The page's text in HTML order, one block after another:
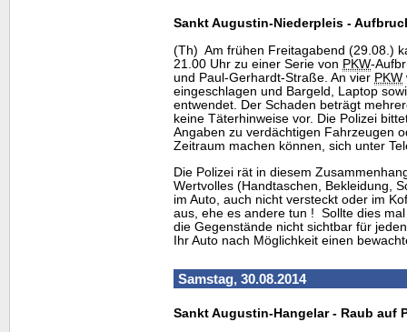
Sankt Augustin-Niederpleis -
(Th) Am frühen Freitagabend (29.08.)
21.00 Uhr zu einer Serie von PKW-
und Paul-Gerhardt-Straße. An vier PKW
eingeschlagen und Bargeld, Laptop
entwendet. Der Schaden beträgt
keine Täterhinweise vor. Die Polizei
Angaben zu verdächtigen Fahrzeugen
Zeitraum machen können, sich unter
Die Polizei rät in diesem
Wertvolles (Handtaschen, Bekleidung,
im Auto, auch nicht versteckt oder im
aus, ehe es andere tun ! Sollte dies
die Gegenstände nicht sichtbar für
Ihr Auto nach Möglichkeit einen
Samstag, 30.08.2014
Sankt Augustin-Hangelar - Raub auf